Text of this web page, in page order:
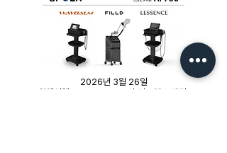
2026년 3월 26일
​원웨이랩, SPOEX 2026서 퍼포먼스,바디